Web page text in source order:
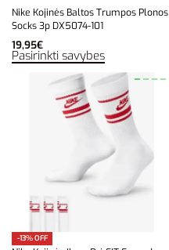
Nike Kojinės Baltos Trumpos Plonos
Socks 3p DX5074-101
19,95€
Pasirinkti savybes
-13% OFF